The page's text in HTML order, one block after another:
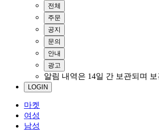
전체
주문
공지
문의
안내
광고
알림 내역은 14일 간 보관되며
LOGIN
마켓
여성
남성